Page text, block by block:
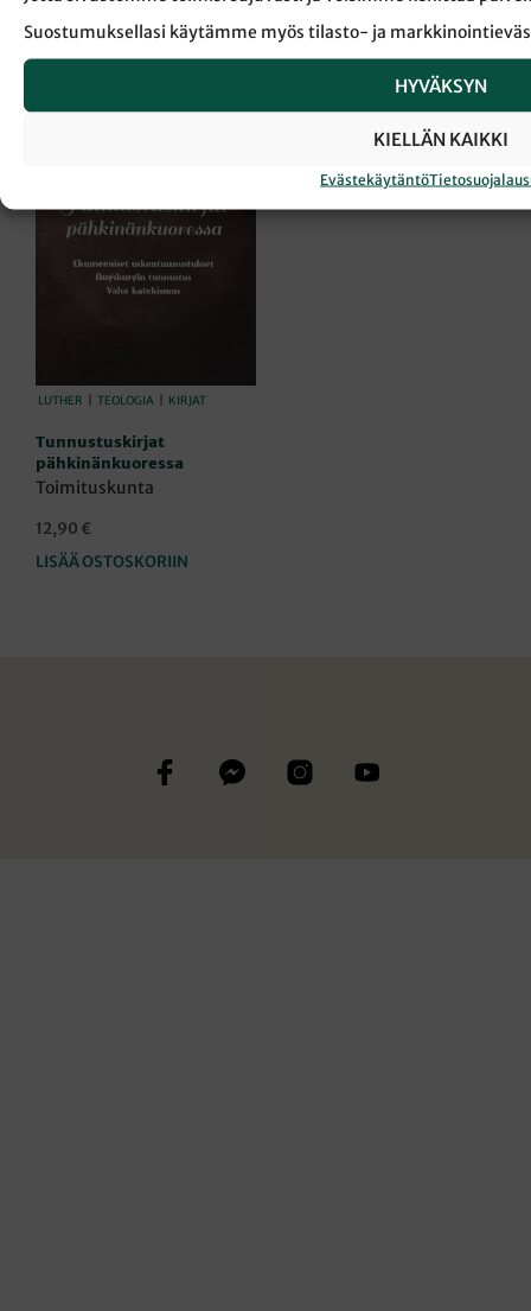
Suostumuksellasi käytämme myös tilasto- ja
HYVÄKSYN
KIELLÄN KAIKKI
Evästekäytäntö
LISÄÄ OSTOSKORIIN
LUTHER TEOLOGIA KIRJAT
Tunnustuskirjat
pähkinänkuoressa
Toimituskunta
12,90 €
LISÄÄ OSTOSKORIIN